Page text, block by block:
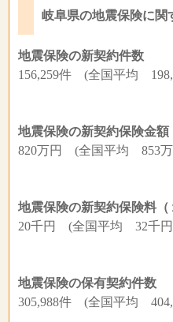
岐阜県の地震保険
地震保険の新契約件数
156,259件 (全国平均
地震保険の新契約保険金
820万円 (全国平均 853万
地震保険の新契約保険料（
20千円 (全国平均 32千円
地震保険の保有契約件数
305,988件 (全国平均